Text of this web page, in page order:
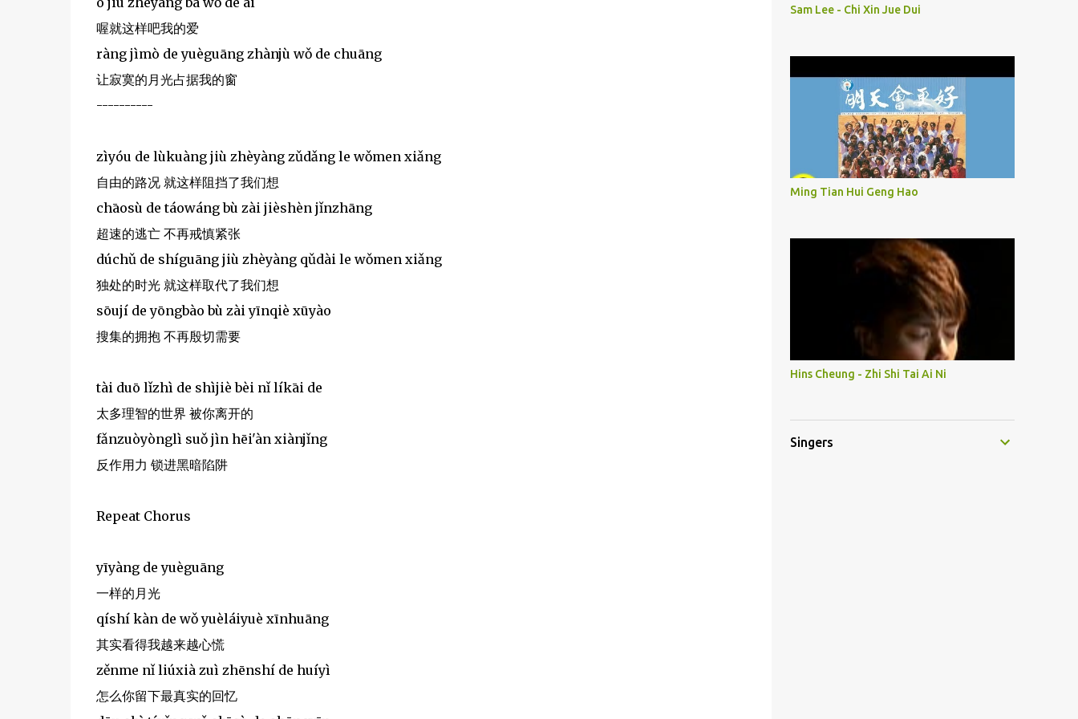
喔就这样吧我的爱
ràng jìmò de yuèguāng zhànjù wǒ de chuāng
让寂寞的月光占据我的窗
----------
zìyóu de lùkuàng jiù zhèyàng zǔdǎng le wǒmen xiǎng
自由的路况 就这样阻挡了我们想
chāosù de táowáng bù zài jièshèn jǐnzhāng
超速的逃亡 不再戒慎紧张
dúchǔ de shíguāng jiù zhèyàng qǔdài le wǒmen xiǎng
独处的时光 就这样取代了我们想
sōují de yōngbào bù zài yīnqiè xūyào
搜集的拥抱 不再殷切需要
tài duō lǐzhì de shìjiè bèi nǐ líkāi de
太多理智的世界 被你离开的
fǎnzuòyònglì suǒ jìn hēi'àn xiànjǐng
反作用力 锁进黑暗陷阱
Repeat Chorus
yīyàng de yuèguāng
一样的月光
qíshí kàn de wǒ yuèláiyuè xīnhuāng
其实看得我越来越心慌
zěnme nǐ liúxià zuì zhēnshí de huíyì
怎么你留下最真实的回忆
Sam Lee - Chi Xin Jue Dui
Ming Tian Hui Geng Hao
Hins Cheung - Zhi Shi Tai Ai Ni
Singers